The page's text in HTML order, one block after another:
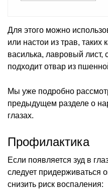
Для этого можно
или настои из трав, таких
василька, лавровый лист,
подходит отвар из
Мы уже подробно
предыдущем разделе о
глазах.
Профилактика
Если появляется зуд в
следует придерживаться
снизить риск воспаления: